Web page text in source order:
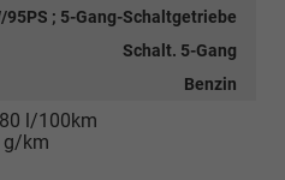
95PS ; 5-Gang-Schaltgetriebe
Schalt. 5-Gang
Benzin
l/100km
g/km